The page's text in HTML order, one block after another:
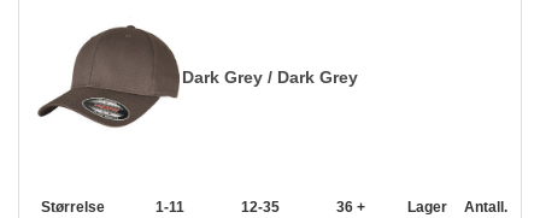
Dark Grey / Dark Grey
Størrelse 1-11 12-35 36 + Lager Antall.